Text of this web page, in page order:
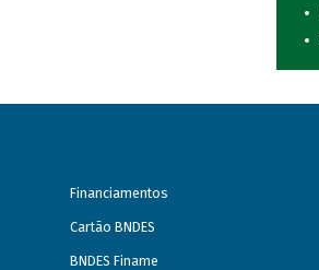
Financiamentos
Cartão BNDES
BNDES Finame